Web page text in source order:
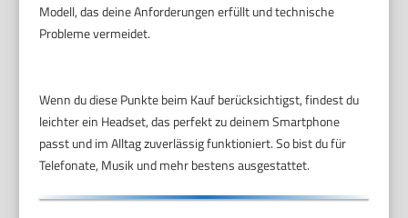
Modell, das deine Anforderungen erfüllt und technische
Probleme vermeidet.
Wenn du diese Punkte beim Kauf berücksichtigst, findest du
leichter ein Headset, das perfekt zu deinem Smartphone
passt und im Alltag zuverlässig funktioniert. So bist du für
Telefonate, Musik und mehr bestens ausgestattet.